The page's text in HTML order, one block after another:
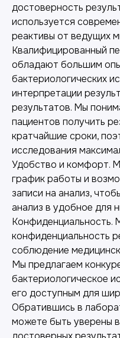
достоверность
используется
реактивы от ведущих
Квалифицированный
обладают большим
бактериологических
интерпретации
результатов. Мы
пациентов получить
кратчайшие сроки,
исследования
Удобство и комфорт.
график работы и
записи на анализ,
анализ в удобное для
Конфиденциальность.
конфиденциальность
соблюдение
Мы предлагаем
бактериологическое
его доступным для
Обратившись в
можете быть уверены
Другие
Лабораторная
Точные анализы для